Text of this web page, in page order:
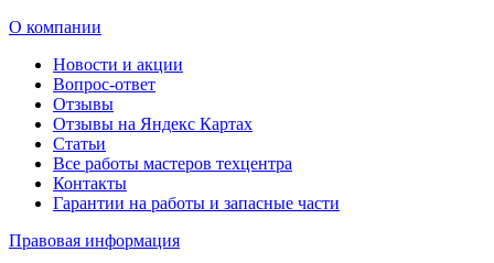
О компании
Новости и акции
Вопрос-ответ
Отзывы
Отзывы на Яндекс Картах
Статьи
Все работы мастеров техцентра
Контакты
Гарантии на работы и запасные части
Правовая информация